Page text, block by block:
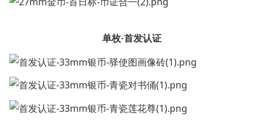
单枚·首发认证